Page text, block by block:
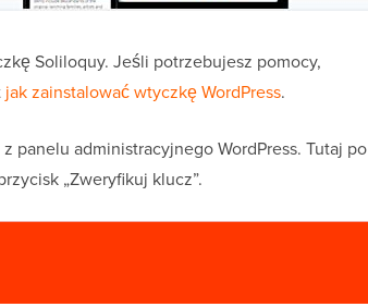
Soliloquy. Jeśli potrzebujesz pomocy,
jak zainstalować wtyczkę WordPress.
z panelu administracyjnego WordPress. Tutaj po
„Zweryfikuj klucz”.